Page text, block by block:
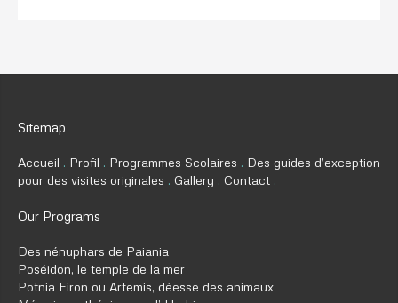
Sitemap
Accueil Profil Programmes Scolaires
Des guides d’exception
pour des visites originales
Gallery Contact
Our Programs
Des nénuphars de Paiania
Poséidon, le temple de la mer
Potnia Firon ou Artemis, déesse des animaux